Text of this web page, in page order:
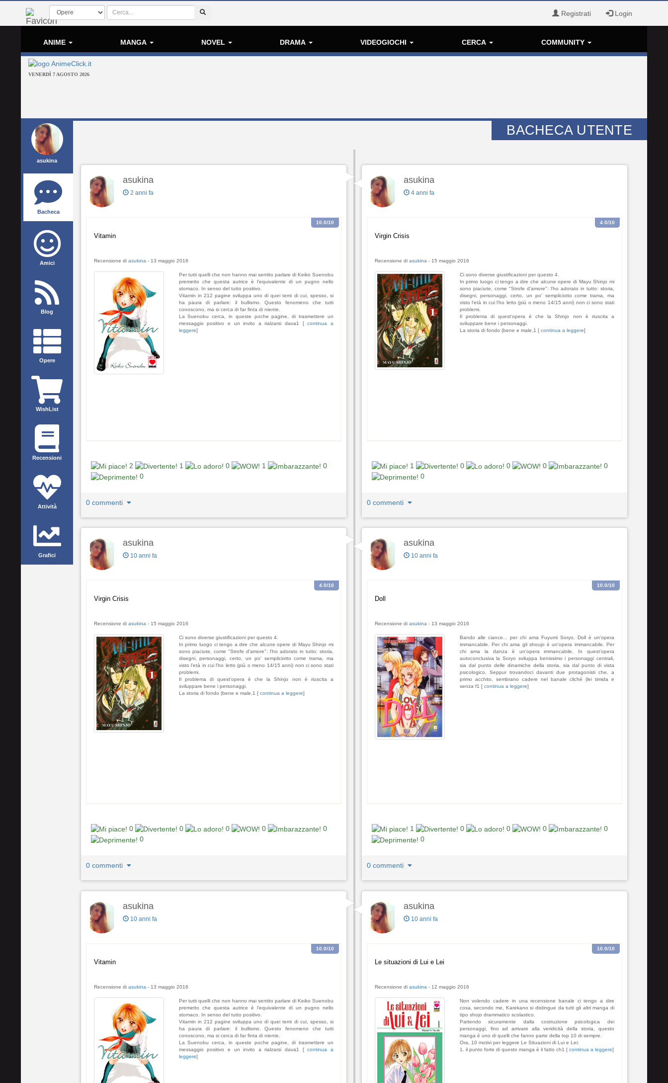
Registrati Login
ANIME MANGA NOVEL DRAMA VIDEOGIOCHI CERCA COMMUNITY
VENERDÌ 7 AGOSTO 2026
asukina
Bacheca
Amici
Blog
Opere
WishList
Recensioni
Attività
Grafici
BACHECA UTENTE
asukina
2 anni fa
Vitamin
10.0/10
Recensione di asukina - 13 maggio 2016
Per tutti quelli che non hanno mai sentito parlare di Keiko Suenobu
premetto che questa autrice è l'equivalente di un pugno nello
stomaco. In senso del tutto positivo.
Vitamin in 212 pagine sviluppa uno di quei temi di cui, spesso, si
ha paura di parlare: il bullismo. Questo fenomeno che tutti
conoscono, ma si cerca di far finta di niente.
La Suenobu cerca, in queste poche pagine, di trasmettere un
messaggio positivo e un invito a rialzarsi dava1 [continua a
leggere]
2 1 0 1
0
0
0 commenti
asukina
4 anni fa
Virgin Crisis
4.0/10
Recensione di asukina - 15 maggio 2016
Ci sono diverse giustificazioni per questo 4.
In primo luogo ci tengo a dire che alcune opere di Mayu Shinjo mi
sono piaciute, come "Strofe d'amore": l'ho adorato in tutto: storia,
disegni, personaggi, certo, un po' sempliciotto come trama, ma
visto l'età in cui l'ho letto (più o meno 14/15 anni) non ci sono stati
problemi.
Il problema di quest'opera è che la Shinjo non è riuscita a
sviluppare bene i personaggi.
La storia di fondo (bene e male,1 [ continua a leggere]
1 0 0 0
0
0
0 commenti
asukina
10 anni fa
Virgin Crisis
4.0/10
Recensione di asukina - 15 maggio 2016
Ci sono diverse giustificazioni per questo 4.
In primo luogo ci tengo a dire che alcune opere di Mayu Shinjo mi
sono piaciute, come "Strofe d'amore": l'ho adorato in tutto: storia,
disegni, personaggi, certo, un po' sempliciotto come trama, ma
visto l'età in cui l'ho letto (più o meno 14/15 anni) non ci sono stati
problemi.
Il problema di quest'opera è che la Shinjo non è riuscita a
sviluppare bene i personaggi.
La storia di fondo (bene e male,1 [ continua a leggere]
0 0 0 0
0
0
0 commenti
asukina
10 anni fa
Doll
10.0/10
Recensione di asukina - 13 maggio 2016
Bando alle ciance... per chi ama Fuyumi Soryo, Doll è un'opera
immancabile. Per chi ama gli shoujo è un'opera immancabile. Per
chi ama la danza è un'opera immancabile. In quest’opera
autoconclusiva la Soryo sviluppa benissimo i personaggi centrali,
sia dal punto delle dinamiche della storia, sia dal punto di vista
psicologico. Seppur trovandoci davanti due protagonisti che, a
primo acchito, sembrano cadere nel banale cliché (lei timida e
senza f1 [ continua a leggere]
1 0 0 0
0
0
0 commenti
asukina
10 anni fa
Vitamin
10.0/10
Recensione di asukina - 13 maggio 2016
Per tutti quelli che non hanno mai sentito parlare di Keiko Suenobu
premetto che questa autrice è l'equivalente di un pugno nello
stomaco. In senso del tutto positivo.
Vitamin in 212 pagine sviluppa uno di quei temi di cui, spesso, si
ha paura di parlare: il bullismo. Questo fenomeno che tutti
conoscono, ma si cerca di far finta di niente.
La Suenobu cerca, in queste poche pagine, di trasmettere un
messaggio positivo e un invito a rialzarsi dava1 [continua a
leggere]
asukina
10 anni fa
Le situazioni di Lui e Lei
10.0/10
Recensione di asukina - 12 maggio 2016
Non volendo cadere in una recensione banale ci tengo a dire
cosa, secondo me, Karekano si distingue da tutti gli altri manga di
tipo shojo drammatico scolastico.
Partendo sicuramente dalla costruzione psicologica dei
personaggi, fino ad arrivare alla veridicità della storia, questo
manga è uno di quelli che fanno parte della top 10 di sempre.
Ora, 10 motivi per leggere Le Situazioni di Lui e Lei:
1. il punto forte di questo manga è il fatto ch1 [ continua a leggere]